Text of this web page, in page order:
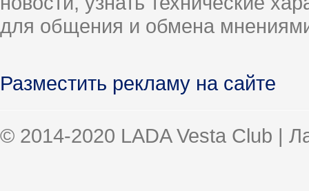
для общения и обмена
Разместить рекламу на сайте
© 2014-2020 LADA Vesta Club |